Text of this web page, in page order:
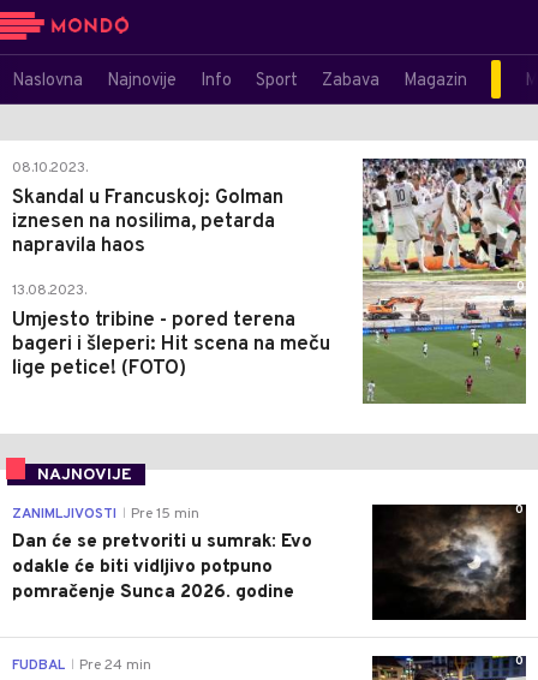
Naslovna Najnovije Info Sport Zabava Magazin
08.10.2023.
Skandal u Francuskoj: Golman
iznesen na nosilima, petarda
napravila haos
0
13.08.2023.
Umjesto tribine - pored terena
bageri i šleperi: Hit scena na meču
lige petice! (FOTO)
0
NAJNOVIJE
0
ZANIMLJIVOSTI Pre 15 min
Dan će se pretvoriti u sumrak: Evo
odakle će biti vidljivo potpuno
pomračenje Sunca 2026. godine
0
FUDBAL Pre 24 min